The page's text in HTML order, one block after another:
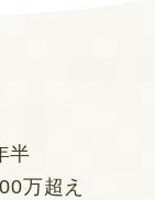
半
万超え